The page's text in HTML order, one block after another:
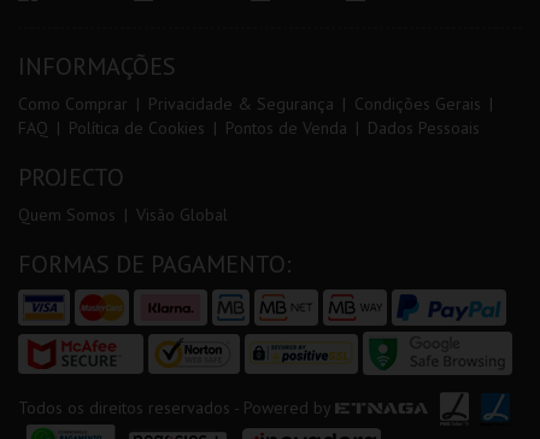
INFORMAÇÕES
Como Comprar Privacidade & Segurança
Condições Gerais
FAQ
Política de Cookies Pontos de Venda Dados Pessoais
PROJECTO
Quem Somos Visão Global
FORMAS DE PAGAMENTO:
Todos os direitos reservados - Powered by ETNAGA